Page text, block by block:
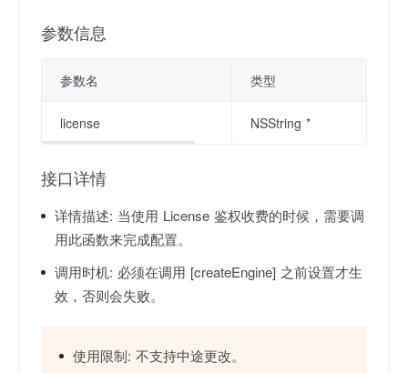
参数信息
参数名 类型
license NSString *
接口详情
详情描述: 当使用 License 鉴权收费的时候，需要调
用此函数来完成配置。
调用时机: 必须在调用 [createEngine] 之前设置才生
效，否则会失败。
使用限制: 不支持中途更改。